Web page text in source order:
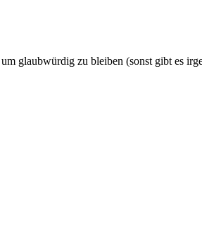
glaubwürdig zu bleiben (sonst gibt es